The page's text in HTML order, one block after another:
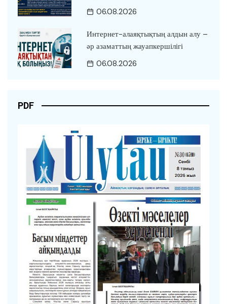
06.08.2026
Интернет-алаяқтықтың алдын алу –
әр азаматтың жауапкершілігі
06.08.2026
PDF